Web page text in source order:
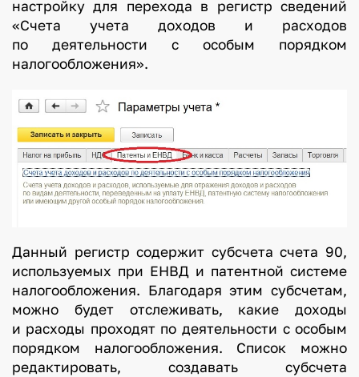
настройку для перехода в регистр сведений
«Счета учета доходов и расходов
по деятельности с особым порядком
налогообложения».
Данный регистр содержит субсчета счета 90,
используемых при ЕНВД и патентной системе
налогообложения. Благодаря этим субсчетам,
можно будет отслеживать, какие доходы
и расходы проходят по деятельности с особым
порядком налогообложения. Список можно
редактировать, создавать субсчета